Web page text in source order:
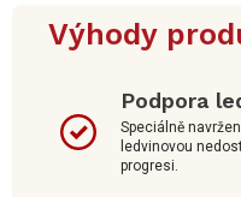
Výhody
Podpora
Speciálně
ledvinovou
progresi.